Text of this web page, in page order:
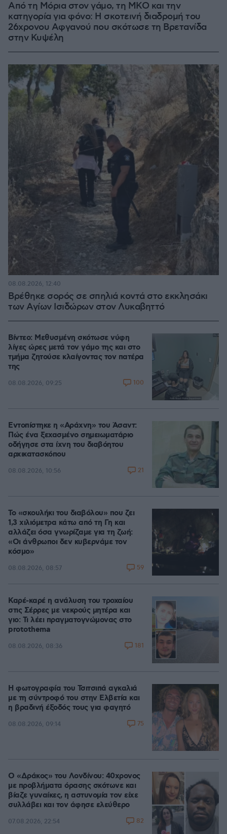
Από τη Μόρια στον γάμο, τη ΜΚΟ και την
κατηγορία για φόνο: Η σκοτεινή διαδρομή του
26χρονου Αφγανού που σκότωσε τη Βρετανίδα
στην Κυψέλη
Βρέθηκε σορός σε σπηλιά κοντά στο εκκλησάκι
των Αγίων Ισιδώρων στον Λυκαβηττό
08.08.2026, 12:40
Βίντεο: Μεθυσμένη σκότωσε νύφη
λίγες ώρες μετά τον γάμο της και στο
τμήμα ζητούσε κλαίγοντας τον πατέρα
της
08.08.2026, 09:25 100
Εντοπίστηκε η «Αράχνη» του Άσαντ:
Πώς ένα ξεχασμένο σημειωματάριο
οδήγησε στα ίχνη του διαβόητου
αρχικατασκόπου
08.08.2026, 10:56 21
Το «σκουλήκι του διαβόλου» που ζει
1,3 χιλιόμετρα κάτω από τη Γη και
αλλάζει όσα γνωρίζαμε για τη ζωή:
«Οι άνθρωποι δεν κυβερνάμε τον
κόσμο»
08.08.2026, 08:57 59
Καρέ-καρέ η ανάλυση του τροχαίου
στις Σέρρες με νεκρούς μητέρα και
γιο: Τι λέει πραγματογνώμονας στο
protothema
08.08.2026, 08:36 181
Η φωτογραφία του Τσιτσιπά αγκαλιά
με τη σύντροφό του στην Ελβετία και
η βραδινή έξοδός τους για φαγητό
08.08.2026, 09:14 75
Ο «Δράκος» του Λονδίνου: 40χρονος
με προβλήματα όρασης σκότωνε και
βίαζε γυναίκες, η αστυνομία τον είχε
συλλάβει και τον άφησε ελεύθερο
07.08.2026, 22:54 82